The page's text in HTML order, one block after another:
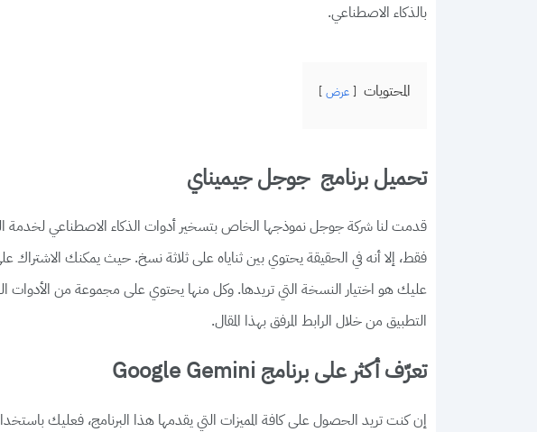
بالذكاء الاصطناعي.
المحتويات عرض
تحميل برنامج جوجل جيميناي
قدمت لنا شركة جوجل نموذجها الخاص بتسخير أدوات الذكاء الاصطناعي لخدمة
فقط، إلا أنه في الحقيقة يحتوي بين ثناياه على ثلاثة نسخ. حيث يمكنك الاشتراك
عليك هو اختيار النسخة التي تريدها. وكل منها يحتوي على مجموعة من الأدوات
التطبيق من خلال الرابط المرفق بهذا المقال.
تعرّف أكثر على برنامج Google Gemini
إن كنت تريد الحصول على كافة المميزات التي يقدمها هذا البرنامج، فعليك